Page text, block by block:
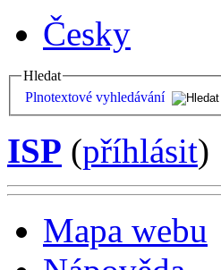
Česky
Hledat
Plnotextové vyhledávání
ISP (příhlásit)
Mapa webu